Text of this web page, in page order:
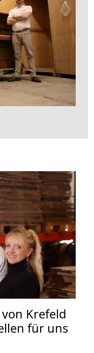
Krefeld
für uns